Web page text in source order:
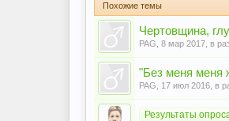
Похожие темы
Чертовщина,
PAG 8 мар 2017 , в
"Без меня меня
PAG 17 июл 2016 , в
Результаты